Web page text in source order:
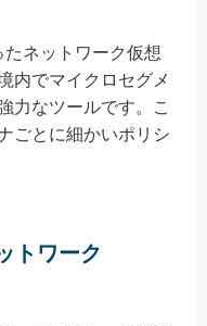
ネットワーク仮想
内でマイクロセグメ
力なツールです。こ
ごとに細かいポリシ
トワーク